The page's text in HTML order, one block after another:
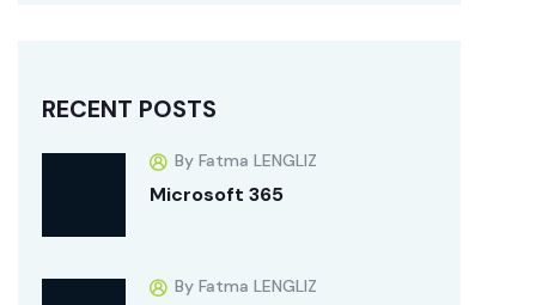
RECENT POSTS
By Fatma LENGLIZ
Microsoft 365
By Fatma LENGLIZ